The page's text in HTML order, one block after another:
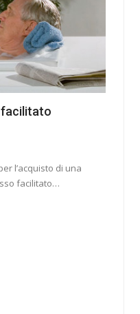
facilitato
l’acquisto di una
facilitato…